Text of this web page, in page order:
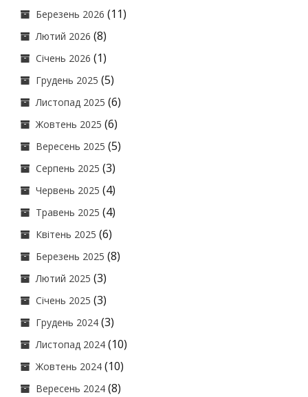
Березень 2026 (11)
Лютий 2026 (8)
Січень 2026 (1)
Грудень 2025 (5)
Листопад 2025 (6)
Жовтень 2025 (6)
Вересень 2025 (5)
Серпень 2025 (3)
Червень 2025 (4)
Травень 2025 (4)
Квітень 2025 (6)
Березень 2025 (8)
Лютий 2025 (3)
Січень 2025 (3)
Грудень 2024 (3)
Листопад 2024 (10)
Жовтень 2024 (10)
Вересень 2024 (8)